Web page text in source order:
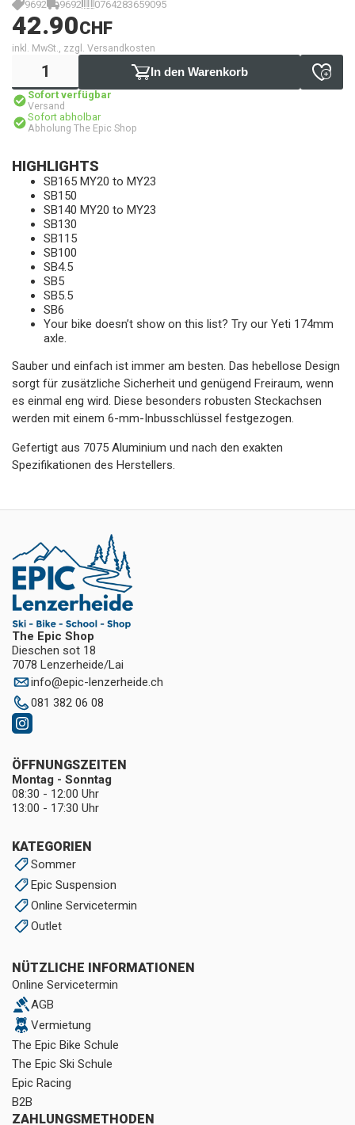
9692 9692 0764283659095
42.90CHF
inkl. MwSt., zzgl. Versandkosten
In den Warenkorb
Sofort verfügbar
Versand
Sofort abholbar
Abholung The Epic Shop
HIGHLIGHTS
SB165 MY20 to MY23
SB150
SB140 MY20 to MY23
SB130
SB115
SB100
SB4.5
SB5
SB5.5
SB6
Your bike doesn’t show on this list? Try our Yeti 174mm
axle.
Sauber und einfach ist immer am besten. Das hebellose Design
sorgt für zusätzliche Sicherheit und genügend Freiraum, wenn
es einmal eng wird. Diese besonders robusten Steckachsen
werden mit einem 6-mm-Inbusschlüssel festgezogen.
Gefertigt aus 7075 Aluminium und nach den exakten
Spezifikationen des Herstellers.
The Epic Shop
Dieschen sot 18
7078 Lenzerheide/Lai
info@epic-lenzerheide.ch
081 382 06 08
KATEGORIEN
Sommer
Epic Suspension
Online Servicetermin
Outlet
NÜTZLICHE INFORMATIONEN
Online Servicetermin
AGB
Vermietung
The Epic Bike Schule
The Epic Ski Schule
Epic Racing
B2B
ZAHLUNGSMETHODEN
ÖFFNUNGSZEITEN
Montag - Sonntag
08:30 - 12:00 Uhr
13:00 - 17:30 Uhr